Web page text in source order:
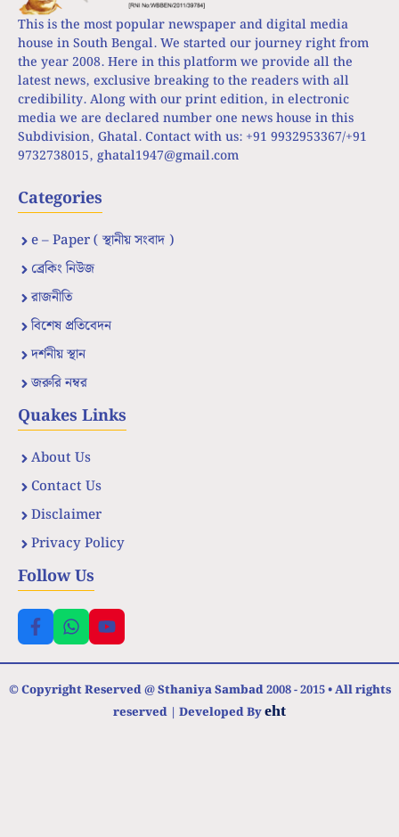
This is the most popular newspaper and digital media
house in South Bengal. We started our journey right from
the year 2008. Here in this platform we provide all the
latest news, exclusive breaking to the readers with all
credibility. Along with our print edition, in electronic
media we are declared number one news house in this
Subdivision, Ghatal. Contact with us: +91 9932953367/+91
9732738015, ghatal1947@gmail.com
Categories
e – Paper ( স্থানীয় সংবাদ )
ব্রেকিং নিউজ
রাজনীতি
বিশেষ প্রতিবেদন
দর্শনীয় স্থান
জরুরি নম্বর
Quakes Links
About Us
Contact Us
Disclaimer
Privacy Policy
Follow Us
© Copyright Reserved @ Sthaniya Sambad 2008 - 2015 • All rights
reserved | Developed Byeht